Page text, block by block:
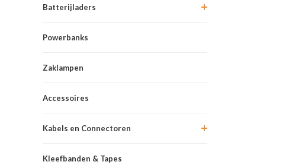
Batterijladers
Powerbanks
Zaklampen
Accessoires
Kabels en Connectoren
Kleefbanden & Tapes